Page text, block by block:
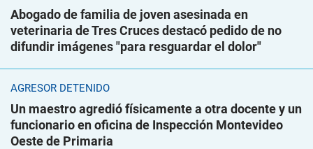
Abogado de familia de joven asesinada en
veterinaria de Tres Cruces destacó pedido de no
difundir imágenes "para resguardar el dolor"
AGRESOR DETENIDO
Un maestro agredió físicamente a otra docente y un
funcionario en oficina de Inspección Montevideo
Oeste de Primaria